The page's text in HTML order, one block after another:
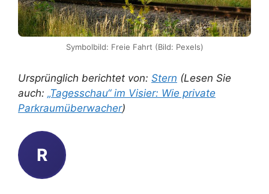
Symbolbild: Freie Fahrt (Bild: Pexels)
Ursprünglich berichtet von: Stern (Lesen Sie
auch: „Tagesschau“ im Visier: Wie private
Parkraumüberwacher)
R